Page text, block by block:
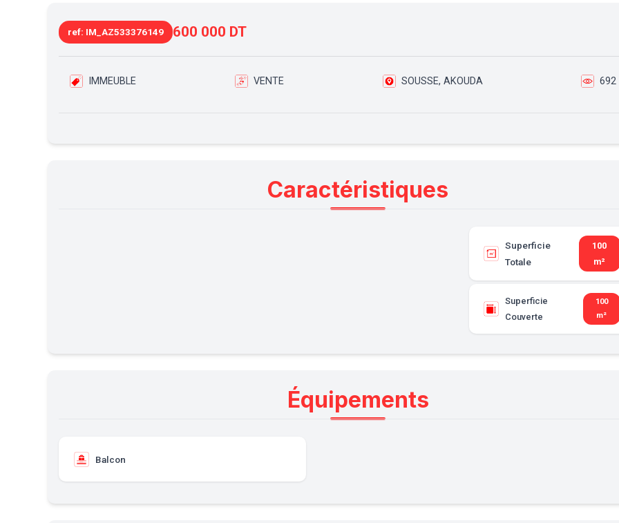
ref: IM_AZ533376149 600 000 DT
IMMEUBLE VENTE SOUSSE, AKOUDA 692
Caractéristiques
Superficie
Totale
100
m²
Superficie
Couverte
100
m²
Équipements
Balcon